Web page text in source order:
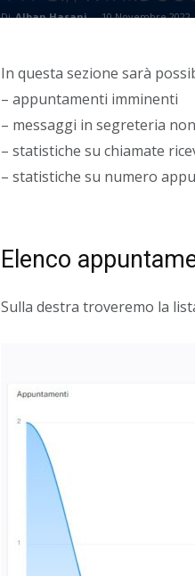
Di Alban Hasani - 10 Novembre 2022
In questa sezione sarà
– appuntamenti imminenti
– messaggi in segreteria
– statistiche su chiamate
– statistiche su numero
Elenco
Sulla destra troveremo la